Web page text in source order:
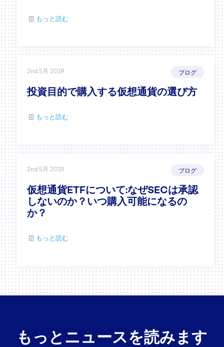
もっと読む
2nd 5月 2019 ブログ
投資目的で購入する仮想通貨の選び方
もっと読む
2nd 5月 2019 ブログ
仮想通貨ETFについて:なぜSECは承認
しないのか？いつ購入可能になるの
か？
もっと読む
もっとニュースを読みます